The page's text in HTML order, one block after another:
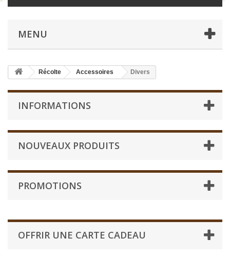
MENU
Récolte Accessoires Divers
INFORMATIONS
NOUVEAUX PRODUITS
PROMOTIONS
OFFRIR UNE CARTE CADEAU